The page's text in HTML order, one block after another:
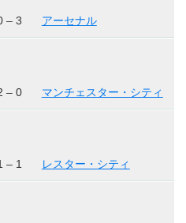
– 3 アーセナル
– 0 マンチェスター・シティ
– 1 レスター・シティ